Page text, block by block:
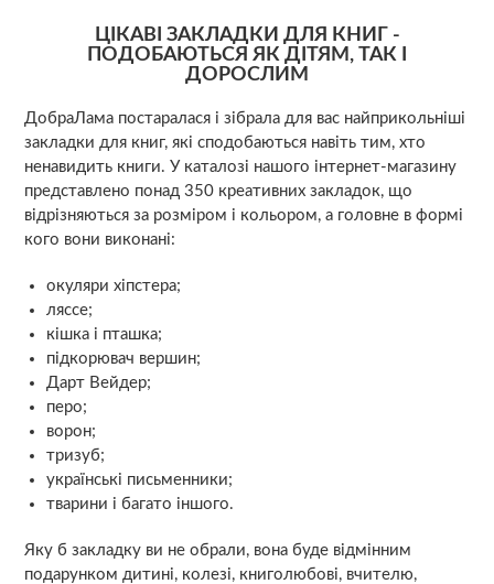
ЦІКАВІ ЗАКЛАДКИ ДЛЯ КНИГ -
ПОДОБАЮТЬСЯ ЯК ДІТЯМ, ТАК І
ДОРОСЛИМ
ДобраЛама постаралася і зібрала для вас найприкольніші
закладки для книг, які сподобаються навіть тим, хто
ненавидить книги. У каталозі нашого інтернет-магазину
представлено понад 350 креативних закладок, що
відрізняються за розміром і кольором, а головне в формі
кого вони виконані:
окуляри хіпстера;
ляссе;
кішка і пташка;
підкорювач вершин;
Дарт Вейдер;
перо;
ворон;
тризуб;
українські письменники;
тварини і багато іншого.
Яку б закладку ви не обрали, вона буде відмінним
подарунком дитині, колезі, книголюбові, вчителю,